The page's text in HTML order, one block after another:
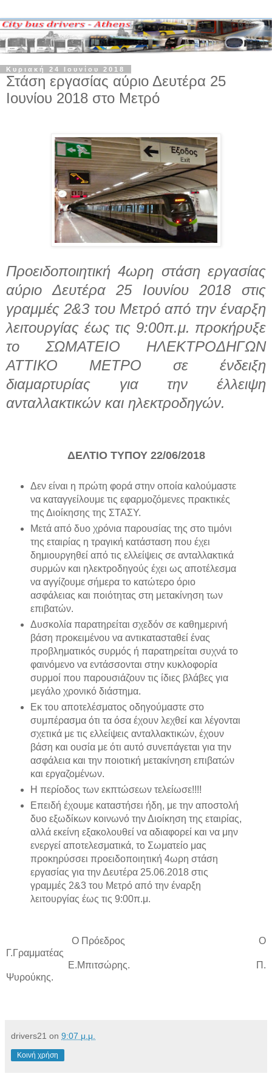
Κυριακή 24 Ιουνίου 2018
Στάση εργασίας αύριο Δευτέρα 25
Ιουνίου 2018 στο Μετρό
Προειδοποιητική 4ωρη στάση εργασίας
αύριο Δευτέρα 25 Ιουνίου 2018 στις
γραμμές 2&3 του Μετρό από την έναρξη
λειτουργίας έως τις 9:00π.μ. προκήρυξε
το ΣΩΜΑΤΕΙΟ ΗΛΕΚΤΡΟΔΗΓΩΝ
ΑΤΤΙΚΟ ΜΕΤΡΟ σε ένδειξη
διαμαρτυρίας για την έλλειψη
ανταλλακτικών και ηλεκτροδηγών.
ΔΕΛΤΙΟ ΤΥΠΟΥ 22/06/2018
Δεν είναι η πρώτη φορά στην οποία καλούμαστε
να καταγγείλουμε τις εφαρμοζόμενες πρακτικές
της Διοίκησης της ΣΤΑΣΥ.
Μετά από δυο χρόνια παρουσίας της στο τιμόνι
της εταιρίας η τραγική κατάσταση που έχει
δημιουργηθεί από τις ελλείψεις σε ανταλλακτικά
συρμών και ηλεκτροδηγούς έχει ως αποτέλεσμα
να αγγίζουμε σήμερα το κατώτερο όριο
ασφάλειας και ποιότητας στη μετακίνηση των
επιβατών.
Δυσκολία παρατηρείται σχεδόν σε καθημερινή
βάση προκειμένου να αντικατασταθεί ένας
προβληματικός συρμός ή παρατηρείται συχνά το
φαινόμενο να εντάσσονται στην κυκλοφορία
συρμοί που παρουσιάζουν τις ίδιες βλάβες για
μεγάλο χρονικό διάστημα.
Εκ του αποτελέσματος οδηγούμαστε στο
συμπέρασμα ότι τα όσα έχουν λεχθεί και λέγονται
σχετικά με τις ελλείψεις ανταλλακτικών, έχουν
βάση και ουσία με ότι αυτό συνεπάγεται για την
ασφάλεια και την ποιοτική μετακίνηση επιβατών
και εργαζομένων.
Η περίοδος των εκπτώσεων τελείωσε!!!!
Επειδή έχουμε καταστήσει ήδη, με την αποστολή
δυο εξωδίκων κοινωνό την Διοίκηση της εταιρίας,
αλλά εκείνη εξακολουθεί να αδιαφορεί και να μην
ενεργεί αποτελεσματικά, το Σωματείο μας
προκηρύσσει προειδοποιητική 4ωρη στάση
εργασίας για την Δευτέρα 25.06.2018 στις
γραμμές 2&3 του Μετρό από την έναρξη
λειτουργίας έως τις 9:00π.μ.
Ο Πρόεδρος Ο
Γ.Γραμματέας
Ε.Μπιτσώρης. Π.
Ψυρούκης.
drivers21 on 9:07 μ.μ.
Κοινή χρήση